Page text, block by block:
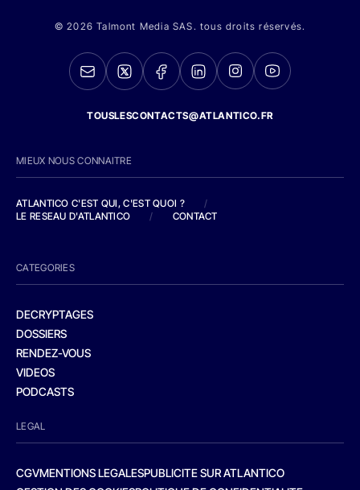
© 2026 Talmont Media SAS. tous droits réservés.
TOUSLESCONTACTS@ATLANTICO.FR
MIEUX NOUS CONNAITRE
ATLANTICO C'EST QUI, C'EST QUOI ?
/
LE RESEAU D'ATLANTICO
/ CONTACT
CATEGORIES
DECRYPTAGES
DOSSIERS
RENDEZ-VOUS
VIDEOS
PODCASTS
LEGAL
CGVMENTIONS LEGALESPUBLICITE SUR ATLANTICO